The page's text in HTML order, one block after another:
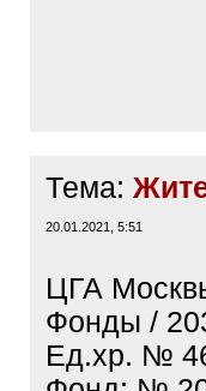
Тема:
20.01.2021, 5:51
ЦГА
Фонды /
Ед.хр. №